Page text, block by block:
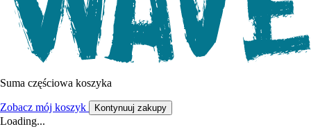
Suma częściowa koszyka
Zobacz mój koszyk Kontynuuj zakupy
Loading...